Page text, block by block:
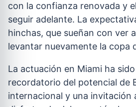
con la confianza renovada y
seguir adelante. La
hinchas, que sueñan con ver
levantar nuevamente la copa
La actuación en Miami ha
recordatorio del potencial de
internacional y una invitación